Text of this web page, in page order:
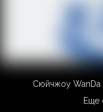
Сюйчжоу WanDa
Еще